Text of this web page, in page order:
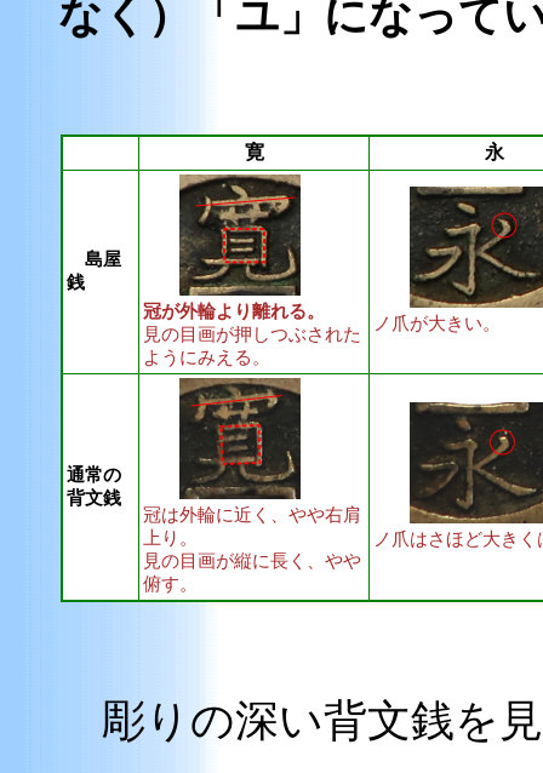
なく）「ユ」になって
寛 永
島屋
銭
冠が外輪より離れる。
見の目画が押しつぶされた
ようにみえる。
ノ爪が大きい。
通常の
背文銭
冠は外輪に近く、やや右肩
上り。
見の目画が縦に長く、やや
俯す。
ノ爪はさほど大きく
彫りの深い背文銭を